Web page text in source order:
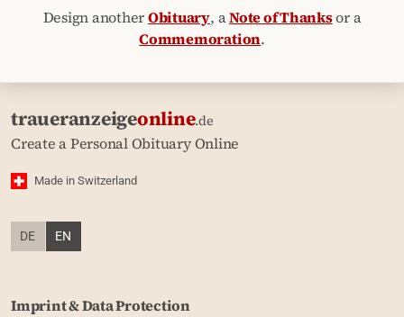
Design anotherObituary, aNote of Thanksor a
Commemoration.
traueranzeigeonline.de
Create a Personal Obituary Online
Made in Switzerland
DE EN
Imprint & Data Protection